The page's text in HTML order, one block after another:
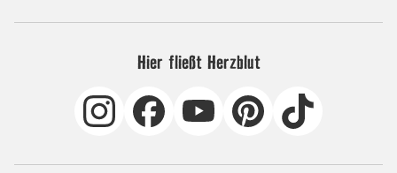
Hier fließt Herzblut